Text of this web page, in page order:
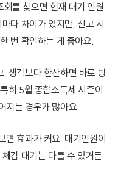
를 찾으면 현재 대기 인원
다 차이가 있지만, 신고 시
번 확인하는 게 좋아요.
생각보다 한산하면 바로 방
히 5월 종합소득세 시즌이
지는 경우가 많아요.
면 효과가 커요. 대기인원이
감 대기는 다를 수 있거든